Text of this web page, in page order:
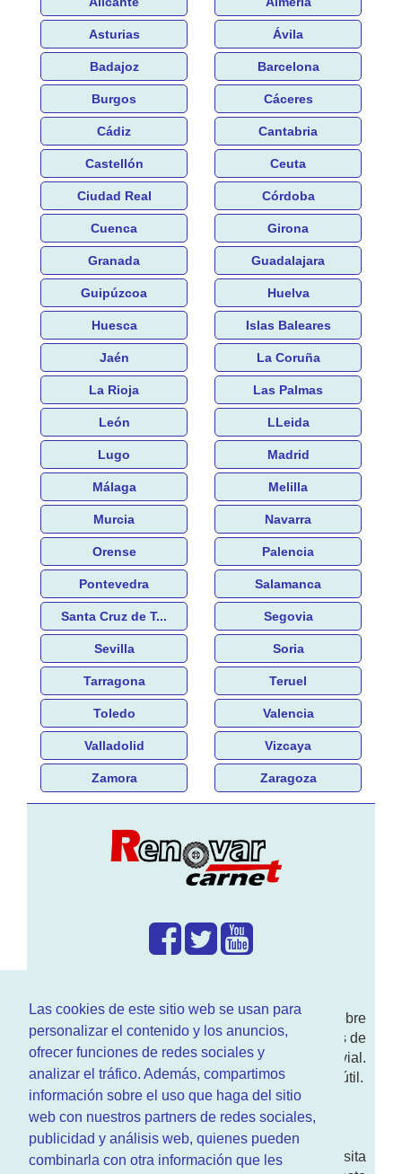
Las cookies de este sitio web se usan para
personalizar el contenido y los anuncios,
ofrecer funciones de redes sociales y
analizar el tráfico. Además, compartimos
información sobre el uso que haga del sitio
web con nuestros partners de redes sociales,
publicidad y análisis web, quienes pueden
combinarla con otra información que les
Asturias Ávila
Badajoz Barcelona
Burgos Cáceres
Cádiz Cantabria
Castellón Ceuta
Ciudad Real Córdoba
Cuenca Girona
Granada Guadalajara
Guipúzcoa Huelva
Huesca Islas Baleares
Jaén La Coruña
La Rioja Las Palmas
León LLeida
Lugo Madrid
Málaga Melilla
Murcia Navarra
Orense Palencia
Pontevedra Salamanca
Santa Cruz de T... Segovia
Sevilla Soria
Tarragona Teruel
Toledo Valencia
Valladolid Vizcaya
Zamora Zaragoza
Enwww.RenovarCarnet.comTe contamos sobre
larenovación del permisode conducir, noticias de
actualidad motor y sobre todo seguridad vial.
Ademas tenemos todo tipo de información DGT útil.
¿Quienes somos?
Quieres saber quien mantiene la pagina, visita